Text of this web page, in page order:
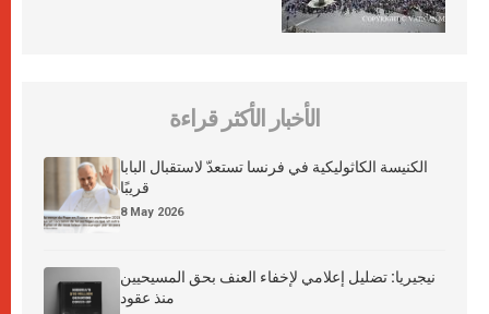
الأخبار الأكثر قراءة
الكنيسة الكاثوليكية في فرنسا تستعدّ لاستقبال البابا
قريبًا
8 May 2026
نيجيريا: تضليل إعلامي لإخفاء العنف بحق المسيحيين
منذ عقود